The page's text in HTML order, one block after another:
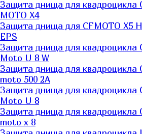
Защита днища для квадроцикла
MOTO X4
Защита днища для CFMOTO X5
EPS
Защита днища для квадроцикла
Moto U 8 W
Защита днища для квадроцикла
moto 500 2A
Защита днища для квадроцикла
Moto U 8
Защита днища для квадроцикла
moto x 8